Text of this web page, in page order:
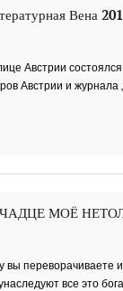
Вена
Австрии
Австрии и
МОЁ
переворачиваете и
все это